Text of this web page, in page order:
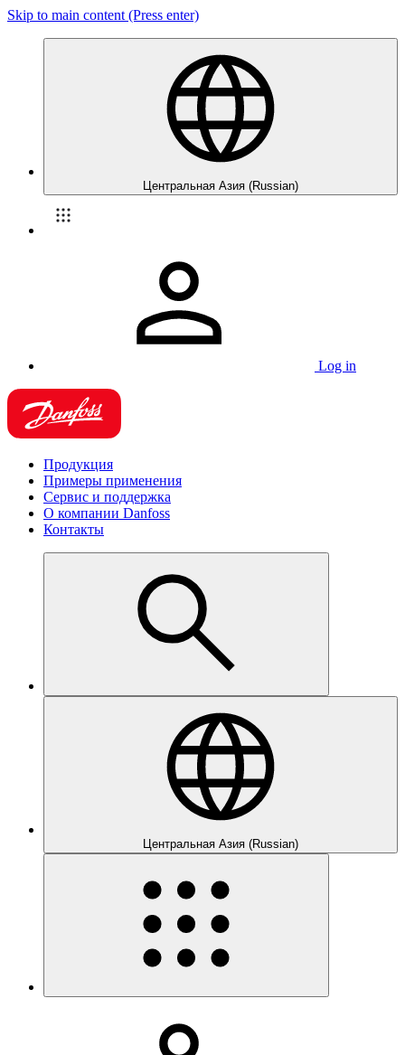
Skip to main content (Press enter)
Центральная Азия (Russian)
Log in
Продукция
Примеры применения
Сервис и поддержка
О компании Danfoss
Контакты
Центральная Азия (Russian)